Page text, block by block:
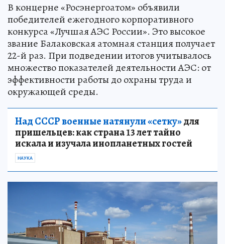
В концерне «Росэнергоатом» объявили
победителей ежегодного корпоративного
конкурса «Лучшая АЭС России». Это высокое
звание Балаковская атомная станция получает
22-й раз. При подведении итогов учитывалось
множество показателей деятельности АЭС: от
эффективности работы до охраны труда и
окружающей среды.
Над СССР военные натянули «сетку»для
пришельцев: как страна 13 лет тайно
искала и изучала инопланетных гостей
НАУКА